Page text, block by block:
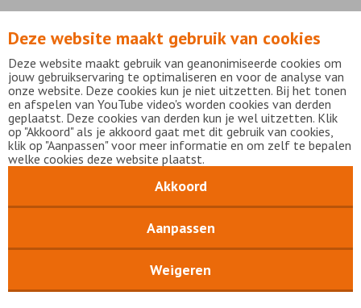
7,9
Bekijk alle waarderingen
DisclaimerPrivacy statementmijnFlevoziekenhuis
Copyright Flevoziekenhuis 2026
Deze website maakt gebruik van cookies
Deze website maakt gebruik van geanonimiseerde cookies om
jouw gebruikservaring te optimaliseren en voor de analyse van
onze website. Deze cookies kun je niet uitzetten. Bij het tonen
en afspelen van YouTube video's worden cookies van derden
geplaatst. Deze cookies van derden kun je wel uitzetten. Klik
op "Akkoord" als je akkoord gaat met dit gebruik van cookies,
klik op "Aanpassen" voor meer informatie en om zelf te bepalen
welke cookies deze website plaatst.
Akkoord
Aanpassen
Weigeren